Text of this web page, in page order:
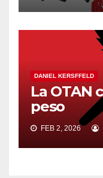
DANIEL KERSFFELD
La OTAN
peso
FEB 2, 2026